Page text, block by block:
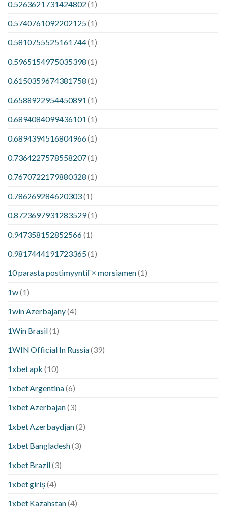
0.5263621731424802 (1)
0.5740761092202125(1)
0.5810755525161744(1)
0.5965154975035398 (1)
0.6150359674381758 (1)
0.6588922954450891 (1)
0.6894084099436101 (1)
0.6894394516804966(1)
0.7364227578558207(1)
0.7670722179880328 (1)
0.786269284620303(1)
0.8723697931283529(1)
0.947358152852566(1)
0.9817444191723365(1)
10 parasta postimyyntiГ¤ morsiamen(1)
1w(1)
1win Azerbajany(4)
1Win Brasil(1)
1WIN Official In Russia(39)
1xbet apk (10)
1xbet Argentina(6)
1xbet Azerbajan(3)
1xbet Azerbaydjan(2)
1xbet Bangladesh(3)
1xbet Brazil(3)
1xbet giriş(4)
1xbet Kazahstan(4)